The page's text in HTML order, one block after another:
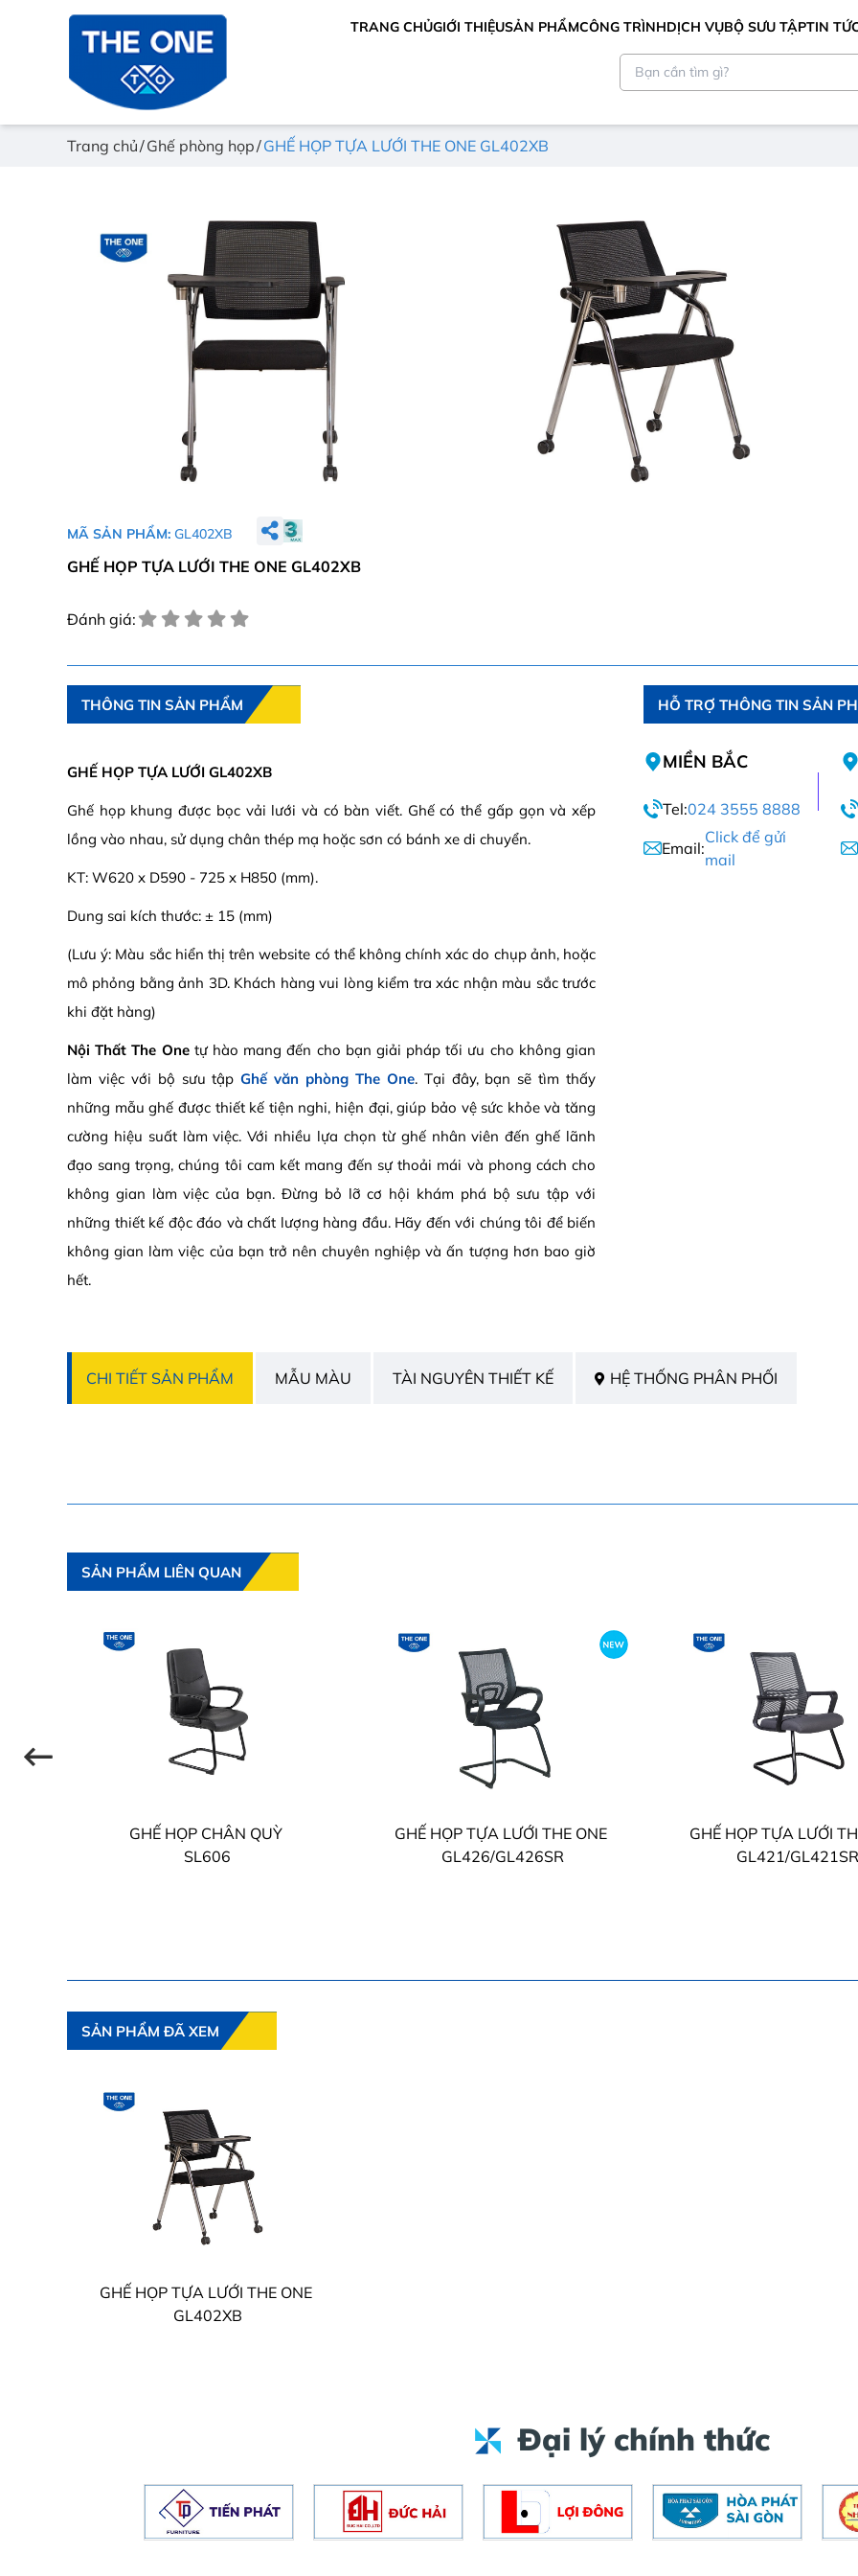
TRANG CHỦGIỚI THIỆUSẢN PHẨMCÔNG TRÌNHDỊCH VỤBỘ SƯU TẬPTIN
Trang chủ Ghế phòng họp GHẾ HỌP TỰA LƯỚI THE ONE GL402XB
MÃ SẢN PHẨM: GL402XB
GHẾ HỌP TỰA LƯỚI THE ONE GL402XB
Đánh giá:
THÔNG TIN SẢN PHẨM
GHẾ HỌP TỰA LƯỚI GL402XB
Ghế họp khung được bọc vải lưới và có bàn viết. Ghế có thể gấp gọn và xếp
lồng vào nhau, sử dụng chân thép mạ hoặc sơn có bánh xe di chuyển.
KT: W620 x D590 - 725 x H850 (mm).
Dung sai kích thước: ± 15 (mm)
(Lưu ý: Màu sắc hiển thị trên website có thể không chính xác do chụp ảnh, hoặc
mô phỏng bằng ảnh 3D. Khách hàng vui lòng kiểm tra xác nhận màu sắc trước
khi đặt hàng)
Nội Thất The Onetự hào mang đến cho bạn giải pháp tối ưu cho không gian
làm việc với bộ sưu tậpGhế văn phòng The One. Tại đây, bạn sẽ tìm thấy
những mẫu ghế được thiết kế tiện nghi, hiện đại, giúp bảo vệ sức khỏe và tăng
cường hiệu suất làm việc. Với nhiều lựa chọn từ ghế nhân viên đến ghế lãnh
đạo sang trọng, chúng tôi cam kết mang đến sự thoải mái và phong cách cho
không gian làm việc của bạn. Đừng bỏ lỡ cơ hội khám phá bộ sưu tập với
những thiết kế độc đáo và chất lượng hàng đầu. Hãy đến với chúng tôi để biến
không gian làm việc của bạn trở nên chuyên nghiệp và ấn tượng hơn bao giờ
hết.
HỖ TRỢ THÔNG TIN SẢN
MIỀN BẮC
Tel:024 3555 8888
Email:
Click để gửi
mail
CHI TIẾT SẢN PHẨM MẪU MÀU TÀI NGUYÊN THIẾT KẾ HỆ THỐNG PHÂN PHỐI
SẢN PHẨM LIÊN QUAN
GHẾ HỌP CHÂN QUỲ
SL606
GHẾ HỌP TỰA LƯỚI THE ONE
GL426/GL426SR
GHẾ HỌP TỰA LƯỚI
GL421/GL421SR
SẢN PHẨM ĐÃ XEM
GHẾ HỌP TỰA LƯỚI THE ONE
GL402XB
Đại lý chính thức